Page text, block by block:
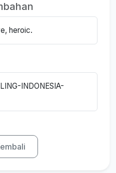
heroic.
INDONESIA-